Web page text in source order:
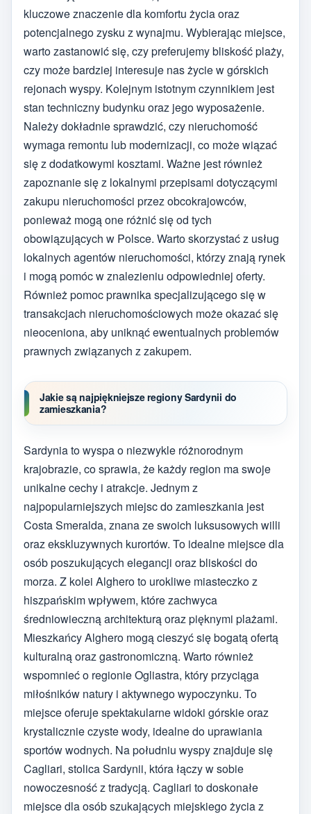
kluczowe znaczenie dla komfortu życia oraz
potencjalnego zysku z wynajmu. Wybierając miejsce,
warto zastanowić się, czy preferujemy bliskość plaży,
czy może bardziej interesuje nas życie w górskich
rejonach wyspy. Kolejnym istotnym czynnikiem jest
stan techniczny budynku oraz jego wyposażenie.
Należy dokładnie sprawdzić, czy nieruchomość
wymaga remontu lub modernizacji, co może wiązać
się z dodatkowymi kosztami. Ważne jest również
zapoznanie się z lokalnymi przepisami dotyczącymi
zakupu nieruchomości przez obcokrajowców,
ponieważ mogą one różnić się od tych
obowiązujących w Polsce. Warto skorzystać z usług
lokalnych agentów nieruchomości, którzy znają rynek
i mogą pomóc w znalezieniu odpowiedniej oferty.
Również pomoc prawnika specjalizującego się w
transakcjach nieruchomościowych może okazać się
nieoceniona, aby uniknąć ewentualnych problemów
prawnych związanych z zakupem.
Jakie są najpiękniejsze regiony Sardynii do
zamieszkania?
Sardynia to wyspa o niezwykle różnorodnym
krajobrazie, co sprawia, że każdy region ma swoje
unikalne cechy i atrakcje. Jednym z
najpopularniejszych miejsc do zamieszkania jest
Costa Smeralda, znana ze swoich luksusowych willi
oraz ekskluzywnych kurortów. To idealne miejsce dla
osób poszukujących elegancji oraz bliskości do
morza. Z kolei Alghero to urokliwe miasteczko z
hiszpańskim wpływem, które zachwyca
średniowieczną architekturą oraz pięknymi plażami.
Mieszkańcy Alghero mogą cieszyć się bogatą ofertą
kulturalną oraz gastronomiczną. Warto również
wspomnieć o regionie Ogliastra, który przyciąga
miłośników natury i aktywnego wypoczynku. To
miejsce oferuje spektakularne widoki górskie oraz
krystalicznie czyste wody, idealne do uprawiania
sportów wodnych. Na południu wyspy znajduje się
Cagliari, stolica Sardynii, która łączy w sobie
nowoczesność z tradycją. Cagliari to doskonałe
miejsce dla osób szukających miejskiego życia z